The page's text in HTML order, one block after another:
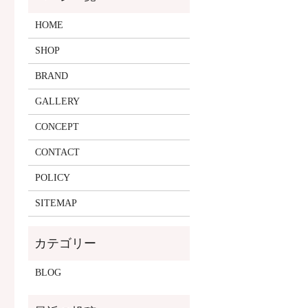
HOME
SHOP
BRAND
GALLERY
CONCEPT
CONTACT
POLICY
SITEMAP
BLOG